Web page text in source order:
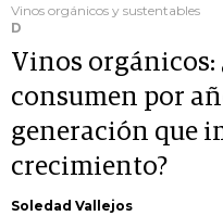
Vinos orgánicos y sustentables
D
Vinos orgánicos:
consumen por
generación que
crecimiento?
Soledad Vallejos